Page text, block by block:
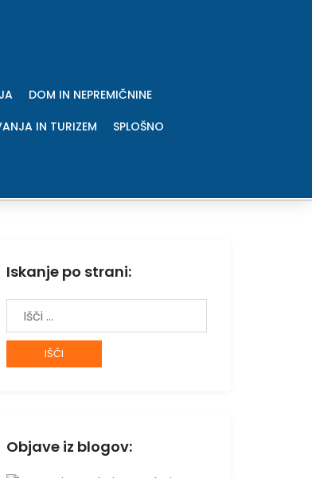
DOM IN NEPREMIČNINE
IN TURIZEM
SPLOŠNO
Iskanje po strani:
Išči:
Objave iz blogov: